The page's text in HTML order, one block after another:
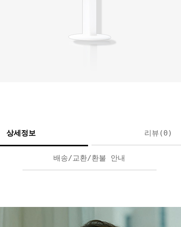
상세정보 리뷰(0)
배송/교환/환불 안내